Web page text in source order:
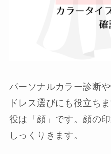
パーソナルカラー診断
ドレス選びにも役立ち
役は「顔」です。顔の
しっくりきます。